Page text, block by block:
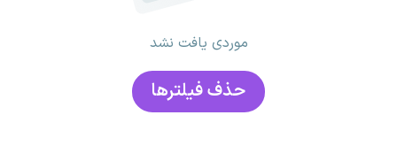
موردی یافت نشد
حذف فیلتر‌ها